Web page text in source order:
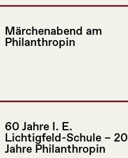
Märchenabend am
Philanthropin
60 Jahre I. E.
Lichtigfeld-Schule – 20
Jahre Philanthropin